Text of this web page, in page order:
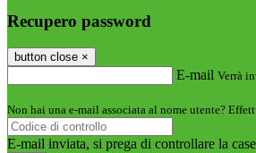
Recupero password
button close ×
E-mail Verrà
Non hai una e-mail associata al nome utente?
E-mail inviata, si prega di controllare la